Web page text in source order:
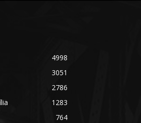
4998
3051
2786
1283
764